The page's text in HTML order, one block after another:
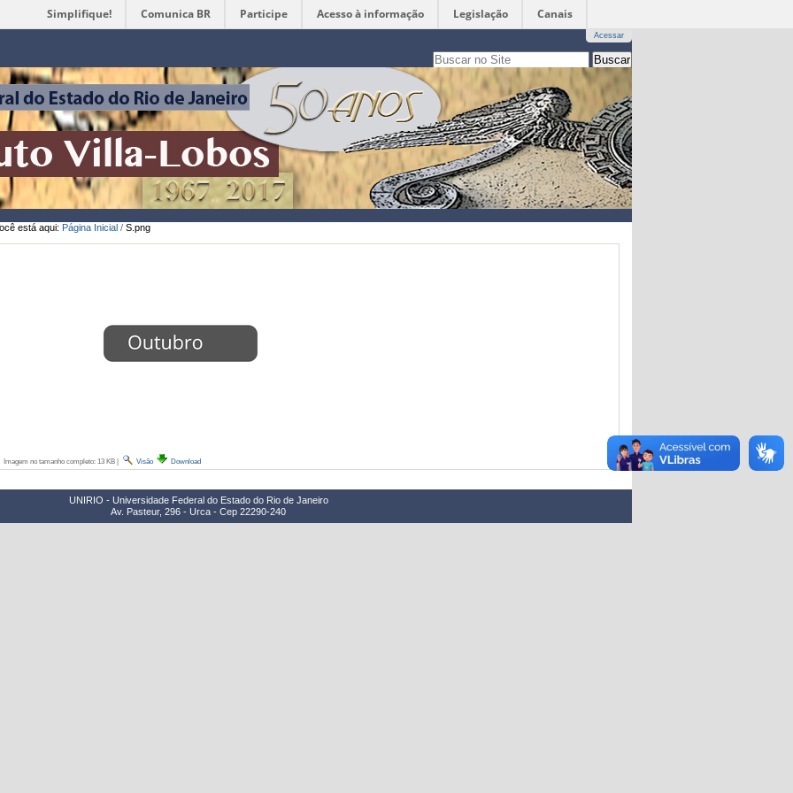
Simplifique! Comunica BR Participe Acesso à informação Legislação Canais
Acessar
Busca
apenas nesta seção
Busca
Avançada…
está aqui: Página Inicial / S.png
Imagem no tamanho completo: 13 KB| Visão Download
UNIRIO - Universidade Federal do Estado do Rio de Janeiro
Av. Pasteur, 296 - Urca - Cep 22290-240